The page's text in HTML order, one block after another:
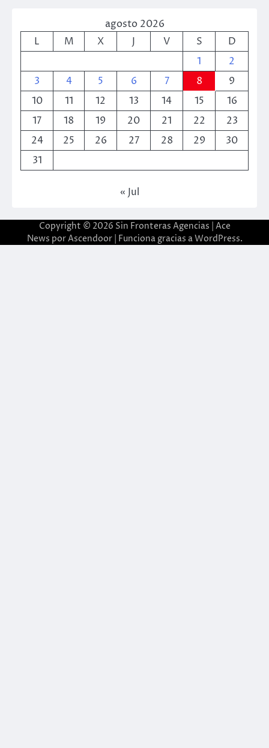
agosto 2026
L
M X J V S
D
1
2
3
4 5 6 7 8
9
10
11 12 13 14 15
16
17
18 19 20 21 22
23
24
25 26 27 28 29
30
31
« Jul
Copyright © 2026 Sin Fronteras Agencias | Ace
News porAscendoor| Funciona gracias aWordPress.